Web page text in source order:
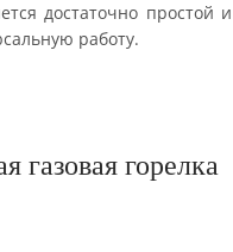
достаточно простой и
работу.
газовая горелка